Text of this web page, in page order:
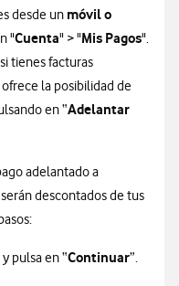
desde un móvil o
"Cuenta" > "Mis Pagos".
tienes facturas
la posibilidad de
en “Adelantar
adelantado a
descontados de tus
pulsa en “Continuar”.